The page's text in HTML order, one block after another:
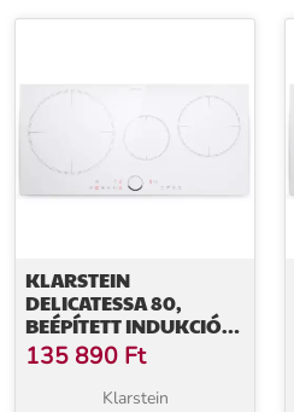
KLARSTEIN
DELICATESSA 80,
BEÉPÍTETT INDUKCIÓS
FŐZŐLAP, 3 ZÓNA,
6000 W, PAELLA ZÓNA,
ÜVEGKERÁMIA
135 890 Ft
Klarstein